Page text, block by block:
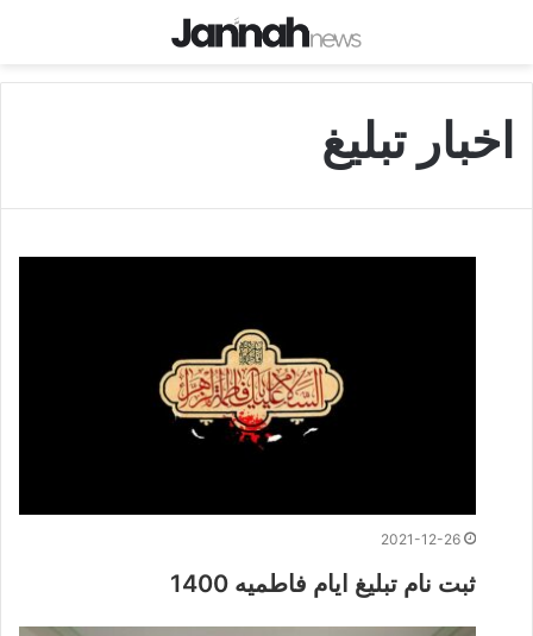
اخبار تبلیغ
2021-12-26
ثبت نام تبلیغ ایام فاطمیه 1400